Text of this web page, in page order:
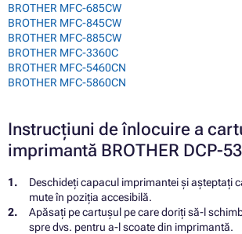
BROTHER MFC-685CW
BROTHER MFC-845CW
BROTHER MFC-885CW
BROTHER MFC-3360C
BROTHER MFC-5460CN
BROTHER MFC-5860CN
Instrucțiuni de înlocuire a
imprimantă BROTHER DCP-
Deschideți capacul imprimantei și așteptați
mute în poziția accesibilă.
Apăsați pe cartușul pe care doriți să-l
spre dvs. pentru a-l scoate din imprimantă.